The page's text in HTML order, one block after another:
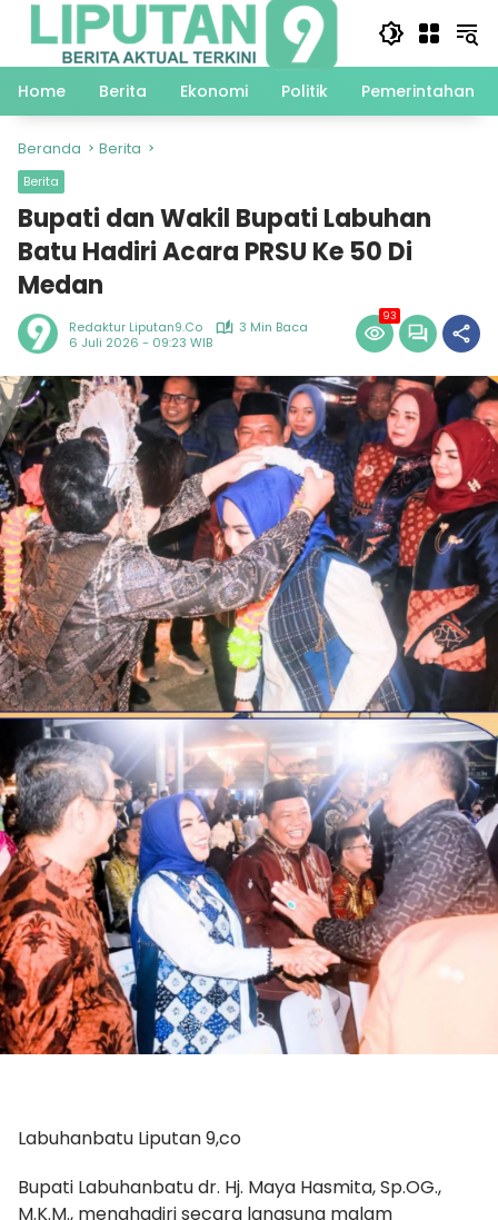
Langsung
Home
Berita Ekonomi Politik Pemerintahan
Beranda Berita
Berita
Bupati dan Wakil Bupati Labuhan
Batu Hadiri Acara PRSU Ke 50 Di
Medan
Redaktur Liputan9.co
3 Min Baca
6 Juli 2026 - 09:23 WIB
93
Labuhanbatu Liputan 9,co
Bupati Labuhanbatu dr. Hj. Maya Hasmita, Sp.OG.,
M.K.M., menghadiri secara langsung malam